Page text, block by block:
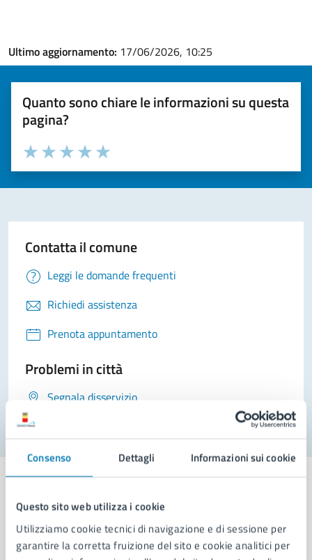
Consenso Dettagli Informazioni sui cookie
Questo sito web utilizza i cookie
Utilizziamo cookie tecnici di navigazione e di sessione per
garantire la corretta fruizione del sito e cookie analitici per
Ultimo aggiornamento: 17/06/2026, 10:25
Quanto sono chiare le informazioni su questa
pagina?
Valuta la chiarezza delle informazioni (da 1 a 5 stelle)
Seleziona il numero di stelle per valutare la chiarezza delle
Valuta 5 stelle su 5
Valuta 4 stelle su 5
Valuta 3 stelle su 5
Valuta 2 stelle su 5
Valuta 1 stelle su 5
Contatta il comune
Leggi le domande frequenti
Richiedi assistenza
Prenota appuntamento
Problemi in città
Segnala disservizio
Comune di Napoli